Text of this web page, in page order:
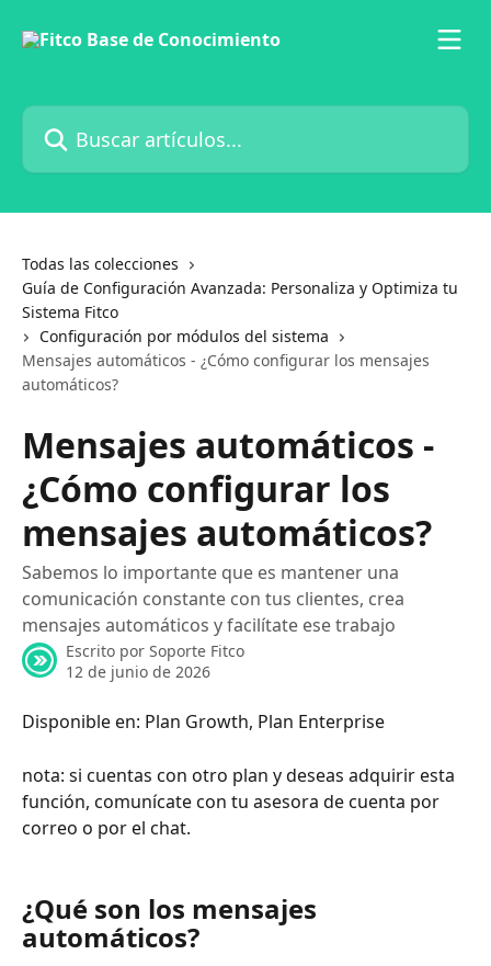
Buscar artículos...
Todas las colecciones
Guía de Configuración Avanzada: Personaliza y Optimiza tu
Sistema Fitco
Configuración por módulos del sistema
Mensajes automáticos - ¿Cómo configurar los mensajes
automáticos?
Mensajes automáticos -
¿Cómo configurar los
mensajes automáticos?
Sabemos lo importante que es mantener una
comunicación constante con tus clientes, crea
mensajes automáticos y facilítate ese trabajo
Escrito por Soporte Fitco
12 de junio de 2026
Disponible en: Plan Growth, Plan Enterprise
nota: si cuentas con otro plan y deseas adquirir esta
función, comunícate con tu asesora de cuenta por
correo o por el chat.
¿Qué son los mensajes
automáticos?